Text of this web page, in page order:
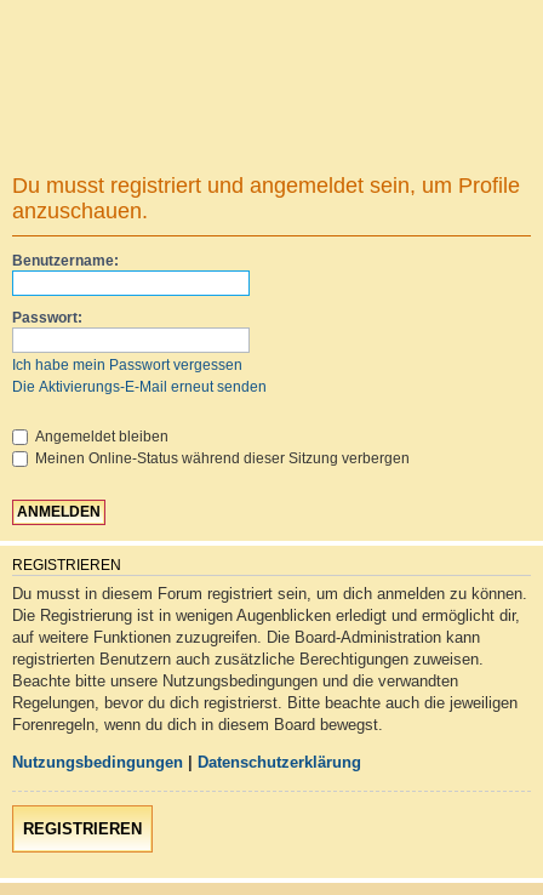
Du musst registriert und angemeldet sein, um Profile
anzuschauen.
Benutzername:
Passwort:
Ich habe mein Passwort vergessen
Die Aktivierungs-E-Mail erneut senden
Angemeldet bleiben
Meinen Online-Status während dieser Sitzung verbergen
REGISTRIEREN
Du musst in diesem Forum registriert sein, um dich anmelden zu können.
Die Registrierung ist in wenigen Augenblicken erledigt und ermöglicht dir,
auf weitere Funktionen zuzugreifen. Die Board-Administration kann
registrierten Benutzern auch zusätzliche Berechtigungen zuweisen.
Beachte bitte unsere Nutzungsbedingungen und die verwandten
Regelungen, bevor du dich registrierst. Bitte beachte auch die jeweiligen
Forenregeln, wenn du dich in diesem Board bewegst.
Nutzungsbedingungen Datenschutzerklärung
REGISTRIEREN